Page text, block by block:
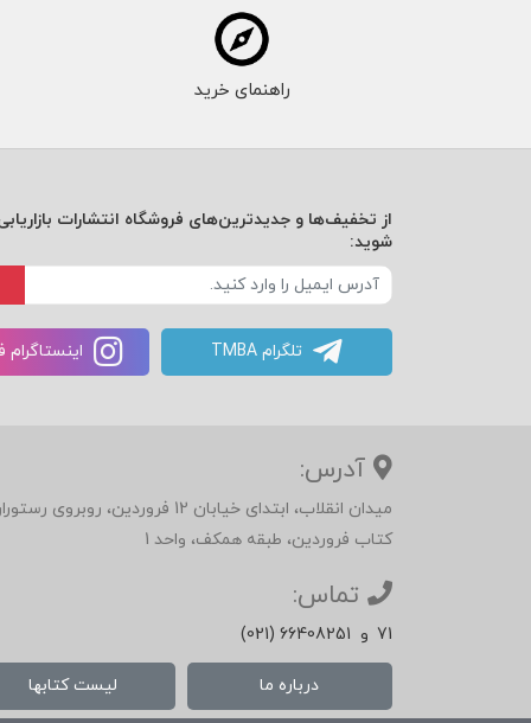
راهنمای خرید
از تخفیف‌ها و جدیدترین‌های فروشگاه انتشارات
شوید:
تلگرام TMBA
آدرس:
میدان انقلاب، ابتدای خیابان 12
کتاب فروردین، طبقه همکف، واحد 1
تماس:
(021) 66408251 و 71
درباره ما لیست کتابها